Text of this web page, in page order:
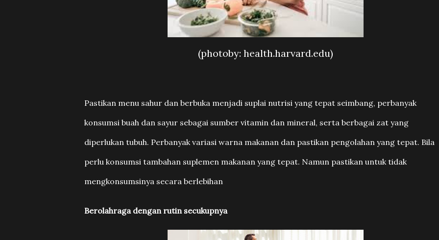
(photoby: health.harvard.edu)
Pastikan menu sahur dan berbuka menjadi suplai nutrisi yang tepat seimbang, perbanyak
konsumsi buah dan sayur sebagai sumber vitamin dan mineral, serta berbagai zat yang
diperlukan tubuh. Perbanyak variasi warna makanan dan pastikan pengolahan yang tepat. Bila
perlu konsumsi tambahan suplemen makanan yang tepat. Namun pastikan untuk tidak
mengkonsumsinya secara berlebihan
Berolahraga dengan rutin secukupnya